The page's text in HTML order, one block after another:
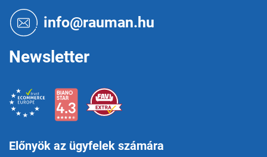
info@rauman.hu
Newsletter
Előnyök az ügyfelek számára